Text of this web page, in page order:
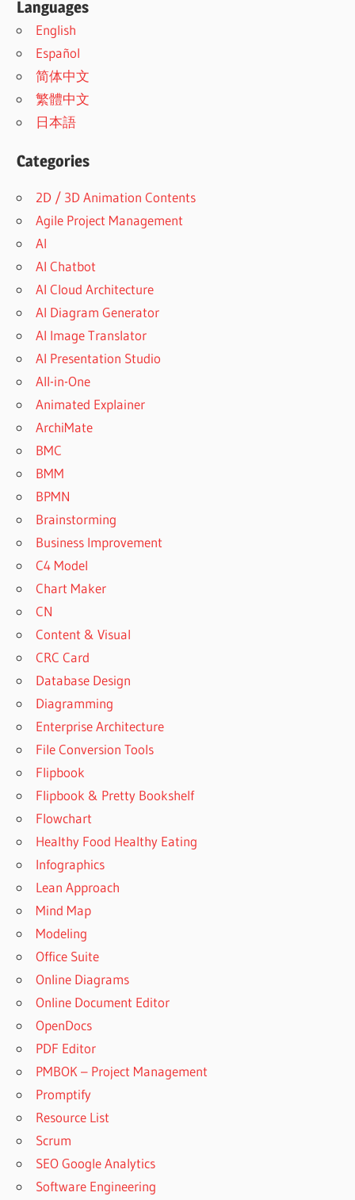
Languages
English
Español
简体中文
繁體中文
日本語
Categories
2D / 3D Animation Contents
Agile Project Management
AI
AI Chatbot
AI Cloud Architecture
AI Diagram Generator
AI Image Translator
AI Presentation Studio
All-in-One
Animated Explainer
ArchiMate
BMC
BMM
BPMN
Brainstorming
Business Improvement
C4 Model
Chart Maker
CN
Content & Visual
CRC Card
Database Design
Diagramming
Enterprise Architecture
File Conversion Tools
Flipbook
Flipbook & Pretty Bookshelf
Flowchart
Healthy Food Healthy Eating
Infographics
Lean Approach
Mind Map
Modeling
Office Suite
Online Diagrams
Online Document Editor
OpenDocs
PDF Editor
PMBOK – Project Management
Promptify
Resource List
Scrum
SEO Google Analytics
Software Engineering